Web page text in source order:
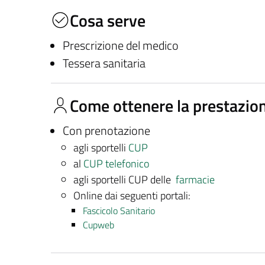
Cosa serve
Prescrizione del medico
Tessera sanitaria
Come ottenere la
Con prenotazione
agli sportelli CUP
al CUP telefonico
agli sportelli CUP delle farmacie
Online dai seguenti portali:
Fascicolo Sanitario
Cupweb